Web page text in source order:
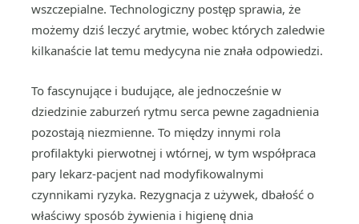
wszczepialne. Technologiczny postęp sprawia, że
możemy dziś leczyć arytmie, wobec których zaledwie
kilkanaście lat temu medycyna nie znała odpowiedzi.
To fascynujące i budujące, ale jednocześnie w
dziedzinie zaburzeń rytmu serca pewne zagadnienia
pozostają niezmienne. To między innymi rola
profilaktyki pierwotnej i wtórnej, w tym współpraca
pary lekarz-pacjent nad modyfikowalnymi
czynnikami ryzyka. Rezygnacja z używek, dbałość o
właściwy sposób żywienia i higienę dnia